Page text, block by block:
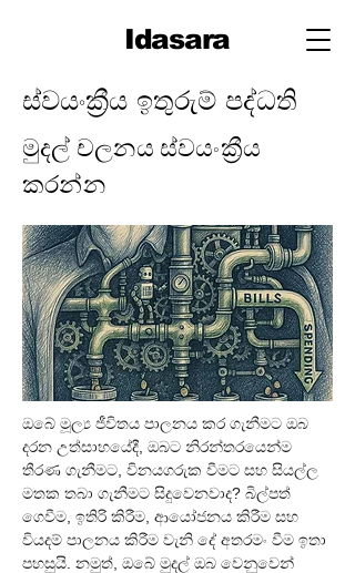
Idasara
ස්වයංක්‍රීය ඉතුරුම් පද්ධති
මුදල් චලනය ස්වයංක්‍රීය
කරන්න
ඔබේ මූල්‍ය ජීවිතය පාලනය කර ගැනීමට ඔබ
දරන උත්සාහයේදී, ඔබට නිරන්තරයෙන්ම
තීරණ ගැනීමට, විනයගරුක වීමට සහ සියල්ල
මතක තබා ගැනීමට සිදුවෙනවාද? බිල්පත්
ගෙවීම, ඉතිරි කිරීම, ආයෝජනය කිරීම සහ
වියදම් පාලනය කිරීම වැනි දේ අතරමං වීම ඉතා
පහසුයි. නමුත්, ඔබේ මුදල් ඔබ වෙනුවෙන්